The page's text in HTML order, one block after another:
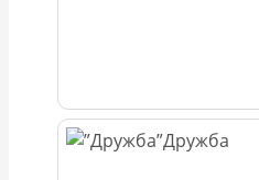
Дружба